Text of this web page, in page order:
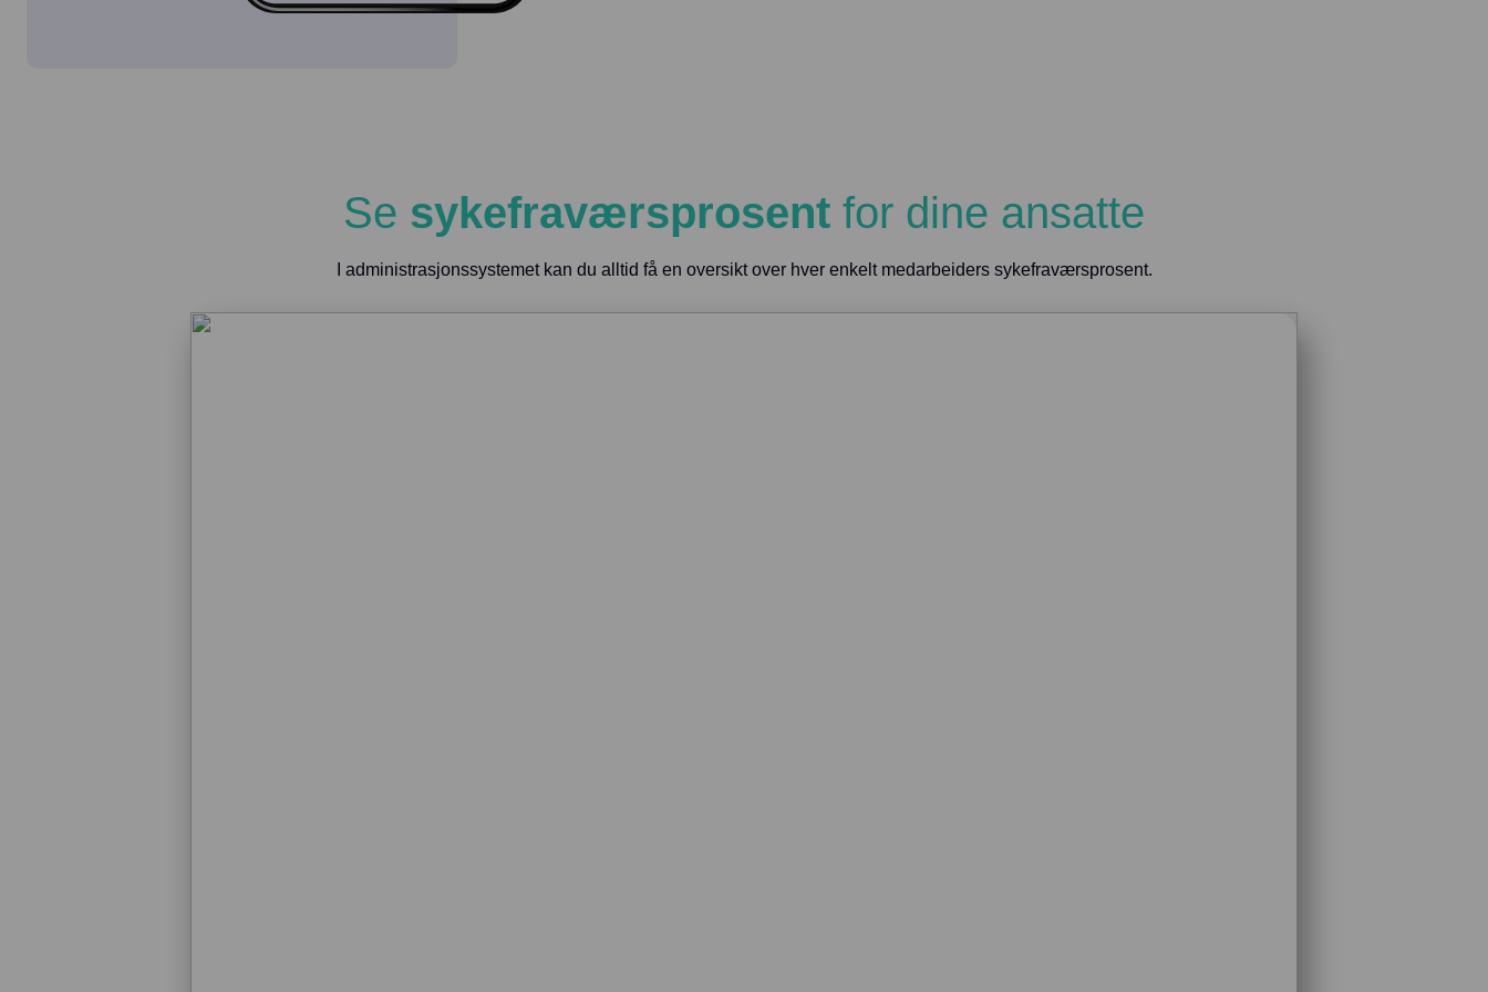
Se sykefraværsprosent for dine ansatte
I administrasjonssystemet kan du alltid få en oversikt over hver enkelt medarbeiders sykefraværsprosent.